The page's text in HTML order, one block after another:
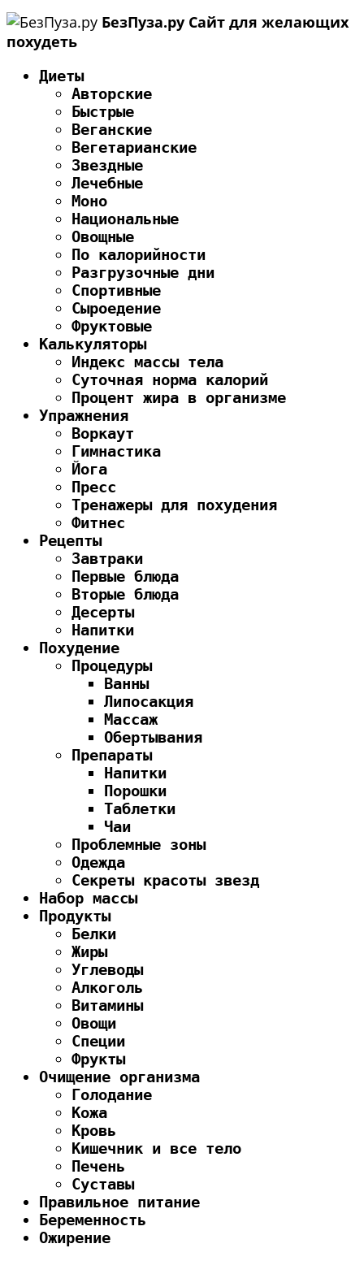
БезПуза.ру Cайт для желающих
похудеть
Диеты
Авторские
Быстрые
Веганские
Вегетарианские
Звездные
Лечебные
Моно
Национальные
Овощные
По калорийности
Разгрузочные дни
Спортивные
Сыроедение
Фруктовые
Калькуляторы
Индекс массы тела
Суточная норма калорий
Процент жира в организме
Упражнения
Воркаут
Гимнастика
Йога
Пресс
Тренажеры для похудения
Фитнес
Рецепты
Завтраки
Первые блюда
Вторые блюда
Десерты
Напитки
Похудение
Процедуры
Ванны
Липосакция
Массаж
Обертывания
Препараты
Напитки
Порошки
Таблетки
Чаи
Проблемные зоны
Одежда
Секреты красоты звезд
Набор массы
Продукты
Белки
Жиры
Углеводы
Алкоголь
Витамины
Овощи
Специи
Фрукты
Очищение организма
Голодание
Кожа
Кровь
Кишечник и все тело
Печень
Суставы
Правильное питание
Беременность
Ожирение